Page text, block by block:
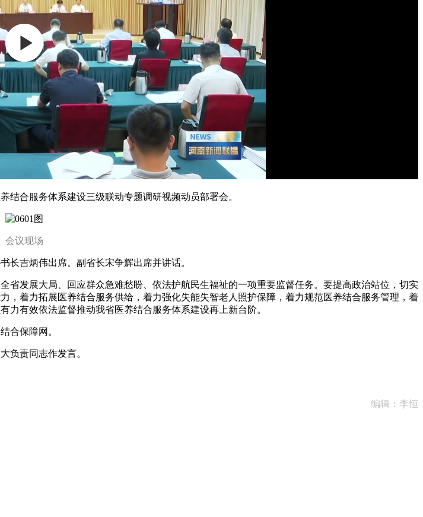
合服务体系建设三级联动专题调研视频动员部署会。
会议现场
吉炳伟出席。副省长宋争辉出席并讲话。
发展大局、回应群众急难愁盼、依法护航民生福祉的一项重要监督任务。要提高政治站位，切实
着力拓展医养结合服务供给，着力强化失能失智老人照护保障，着力规范医养结合服务管理，着
有效依法监督推动我省医养结合服务体系建设再上新台阶。
合保障网。
负责同志作发言。
编辑：李恒